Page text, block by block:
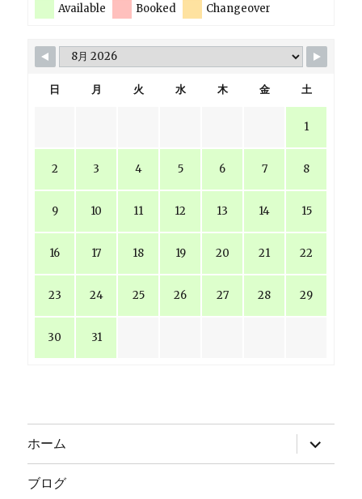
Available Booked Changeover
日 月 火 水 木 金 土
1
2 3 4 5 6 7 8
9 10 11 12 13 14 15
16 17 18 19 20 21 22
23 24 25 26 27 28 29
30 31
ホーム
サ
ブ
メ
ブログ